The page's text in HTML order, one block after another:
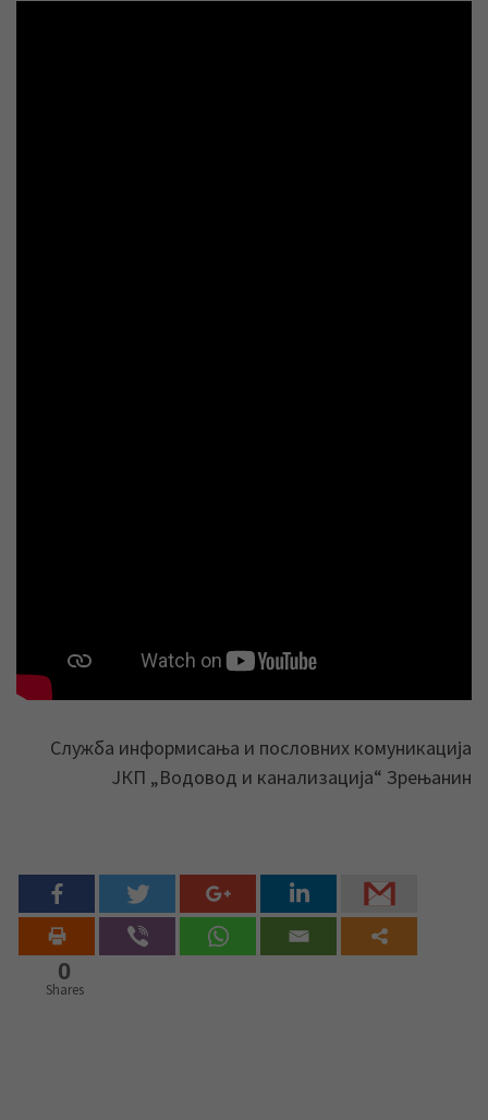
Служба информисања и пословних комуникација
ЈКП „Водовод и канализација“ Зрењанин
0
Shares